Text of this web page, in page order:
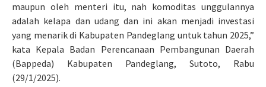
maupun oleh menteri itu, nah komoditas unggulannya
adalah kelapa dan udang dan ini akan menjadi investasi
yang menarik di Kabupaten Pandeglang untuk tahun 2025,”
kata Kepala Badan Perencanaan Pembangunan Daerah
(Bappeda) Kabupaten Pandeglang, Sutoto, Rabu
(29/1/2025).